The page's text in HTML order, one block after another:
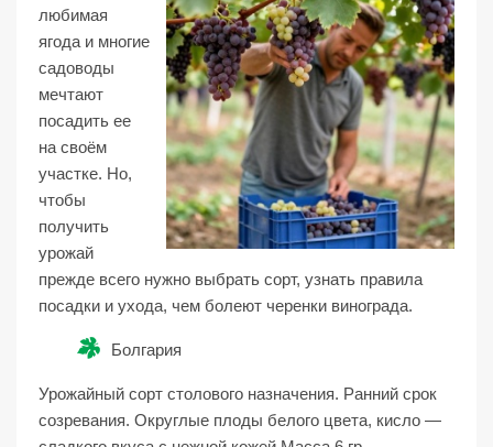
любимая
ягода и многие
садоводы
мечтают
посадить ее
на своём
участке. Но,
чтобы
получить
урожай
прежде всего нужно выбрать сорт, узнать правила
посадки и ухода, чем болеют черенки винограда.
Болгария
Урожайный сорт столового назначения. Ранний срок
созревания. Округлые плоды белого цвета, кисло —